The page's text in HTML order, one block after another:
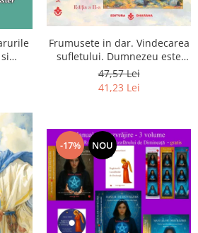
Frumusete in dar. Vindecarea
sufletului. Dumnezeu este
chiar dragostea ta. Editia a 2-
a
47,57 Lei
41,23 Lei
-17% NOU